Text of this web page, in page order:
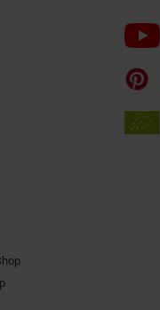
Folge
uns
auf